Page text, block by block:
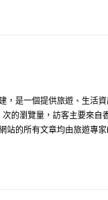
是一個提供旅遊、生活
的瀏覽量，訪客主要來自
站的所有文章均由旅遊專